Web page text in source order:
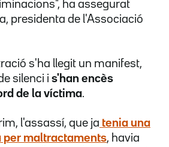
ha assegurat
presidenta de l'Associació
s'ha llegit un manifest,
silenci i s'han encès
de la víctima.
l'assassí, que ja tenia una
per maltractaments, havia